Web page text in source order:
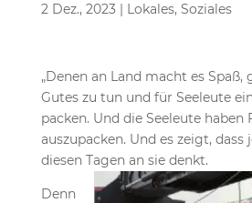
2 Dez., 2023 | Lokales, Soziales
„Denen an Land macht es Spaß,
Gutes zu tun und für Seeleute
packen. Und die Seeleute haben
auszupacken. Und es zeigt, dass
diesen Tagen an sie denkt.
Denn